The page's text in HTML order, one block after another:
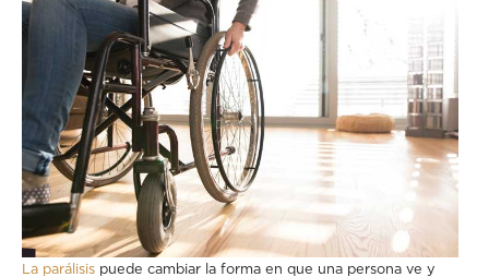
La parálisis puede cambiar la forma en que una persona ve y